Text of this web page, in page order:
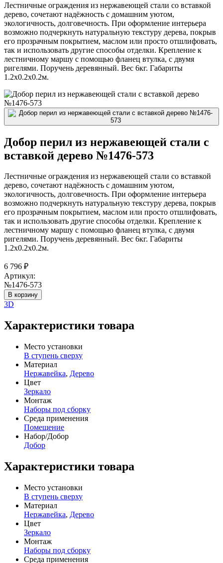
Лестничные ограждения из нержавеющей стали со вставкой
дерево, сочетают надёжность с домашним уютом,
экологичность, долговечность. При оформление интерьера
возможно подчеркнуть натуральную текстуру дерева, покрыв
его прозрачным покрытием, маслом или просто отшлифовать,
так и использовать другие способы отделки. Крепление к
лестничному маршу с помощью фланец втулка, с двумя
ригелями. Поручень деревянный. Вес 6кг. Габариты
1.2х0.2х0.2м.
Добор перил из нержавеющей стали с
вставкой дерево №1476-573
Лестничные ограждения из нержавеющей стали со вставкой
дерево, сочетают надёжность с домашним уютом,
экологичность, долговечность. При оформление интерьера
возможно подчеркнуть натуральную текстуру дерева, покрыв
его прозрачным покрытием, маслом или просто отшлифовать,
так и использовать другие способы отделки. Крепление к
лестничному маршу с помощью фланец втулка, с двумя
ригелями. Поручень деревянный. Вес 6кг. Габариты
1.2х0.2х0.2м.
6 796 ₽
Артикул:
№1476-573
В корзину
3D
Характеристики товара
Место установки
В ступень сверху
Материал
Нержавейка, Дерево
Цвет
Зеркало
Монтаж
Наборы под сборку
Среда применения
Помещение
Набор/Добор
Добор
Характеристики товара
Место установки
В ступень сверху
Материал
Нержавейка, Дерево
Цвет
Зеркало
Монтаж
Наборы под сборку
Среда применения